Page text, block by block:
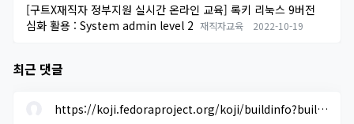
[구트X재직자 정부지원 실시간 온라인 교육] 록키 리눅스 9버전
심화 활용 : System admin level 2 재직자교육 2022-10-19
최근 댓글
https://koji.fedoraproject.org/koji/buildinfo?buildID=1633205 에...